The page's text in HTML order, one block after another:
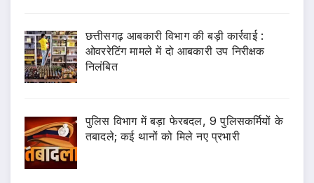
छत्तीसगढ़ आबकारी विभाग की बड़ी कार्रवाई :
ओवररेटिंग मामले में दो आबकारी उप निरीक्षक
निलंबित
पुलिस विभाग में बड़ा फेरबदल, 9 पुलिसकर्मियों के
तबादले; कई थानों को मिले नए प्रभारी